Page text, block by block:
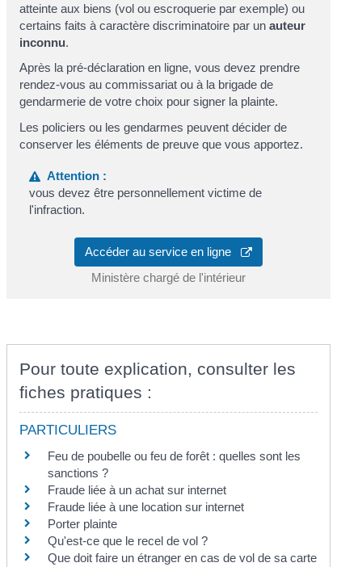
atteinte aux biens (vol ou escroquerie par exemple) ou
certains faits à caractère discriminatoire par unauteur
inconnu.
Après la pré-déclaration en ligne, vous devez prendre
rendez-vous au commissariat ou à la brigade de
gendarmerie de votre choix pour signer la plainte.
Les policiers ou les gendarmes peuvent décider de
conserver les éléments de preuve que vous apportez.
Attention :
vous devez être personnellement victime de
l'infraction.
Accéder au service en ligne
Ministère chargé de l'intérieur
Pour toute explication, consulter les
fiches pratiques :
PARTICULIERS
Feu de poubelle ou feu de forêt : quelles sont les
sanctions ?
Fraude liée à un achat sur internet
Fraude liée à une location sur internet
Porter plainte
Qu'est-ce que le recel de vol ?
Que doit faire un étranger en cas de vol de sa carte